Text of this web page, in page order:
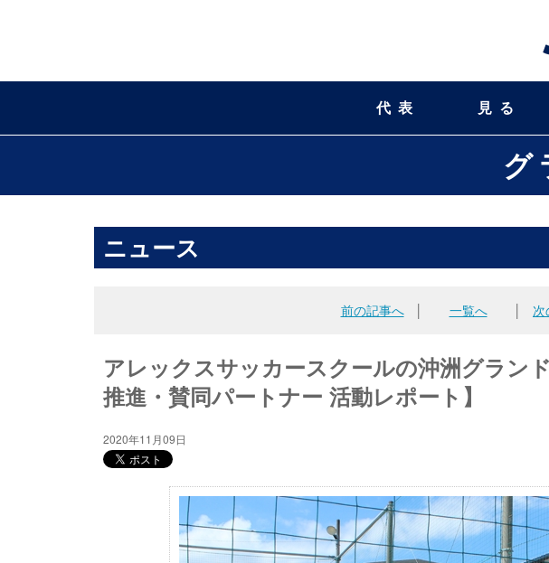
代表 見る
グ
ニュース
前の記事へ│ 一覧へ
アレックスサッカースクールの沖洲グラン
推進・賛同パートナー 活動レポート】
2020年11月09日